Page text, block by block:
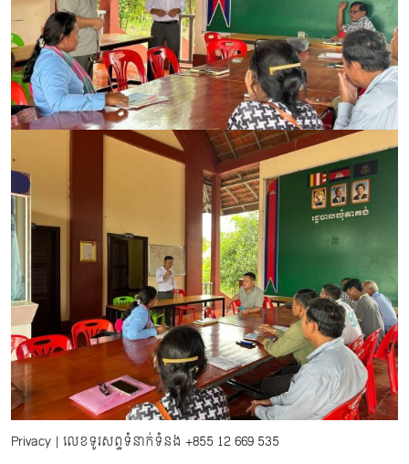
Privacy | លេខទូរសព្ទទំនាក់ទំនង +855 12 669 535